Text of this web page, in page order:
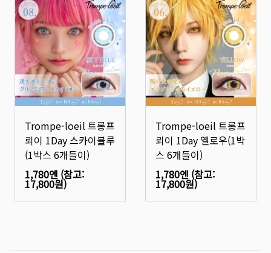
Trompe-loeil 트롱프
뢰이 1Day 스카이블루
(1박스 6개들이)
1,780엔 (참고:
17,800원)
Trompe-loeil 트롱프
뢰이 1Day 옐로우(1박
스 6개들이)
1,780엔 (참고:
17,800원)